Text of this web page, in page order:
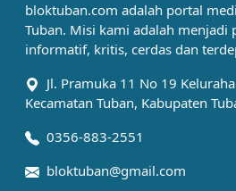
bloktuban.com adalah portal
Tuban. Misi kami adalah menjadi
informatif, kritis, cerdas dan
Jl. Pramuka 11 No 19
Kecamatan Tuban, Kabupaten
0356-883-2551
bloktuban@gmail.com